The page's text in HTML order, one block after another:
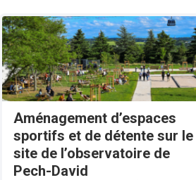
Aménagement d’espaces
sportifs et de détente sur le
site de l’observatoire de
Pech-David